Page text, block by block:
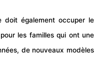
doit également occuper le
les familles qui ont une
de nouveaux modèles